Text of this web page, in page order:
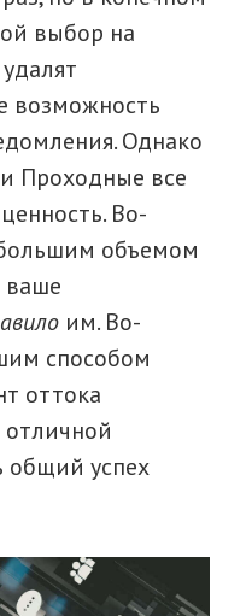
выбор на
возможность
Однако
Проходные все
Во-
объемом
ваше
им. Во-
способом
оттока
отличной
общий успех